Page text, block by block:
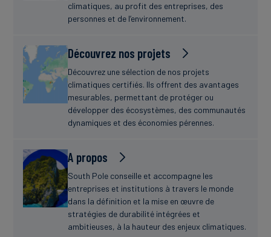
climatiques, au profit des entreprises, des
personnes et de l’environnement.
Découvrez nos projets
Découvrez une sélection de nos projets
climatiques certifiés. Ils offrent des avantages
mesurables, permettant de protéger ou
développer des écosystèmes, des communautés
dynamiques et des économies pérennes.
A propos
South Pole conseille et accompagne les
entreprises et institutions à travers le monde
dans la définition et la mise en œuvre de
stratégies de durabilité intégrées et
ambitieuses, à la hauteur des enjeux climatiques.